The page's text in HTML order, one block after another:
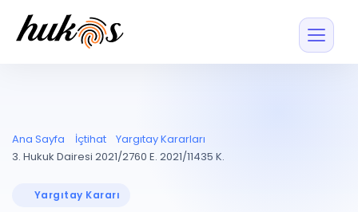
Entegrasyonu
UYAP ile otomatik
UYAP Evrak
Entegrasyonu
Blog
Ana Sayfa İçtihat
Yargıtay Kararları
3. Hukuk Dairesi 2021/2760 E. 2021/11435 K.
Yargıtay Kararı